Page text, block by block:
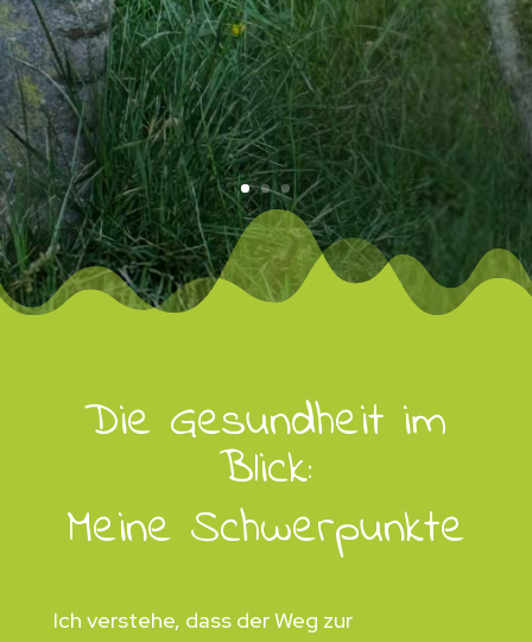
Die Gesundheit im
Blick:
Meine Schwerpunkte
Ich verstehe, dass der Weg zur